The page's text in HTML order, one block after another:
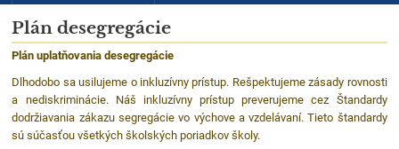
Plán desegregácie
Plán uplatňovania desegregácie
Dlhodobo sa usilujeme o inkluzívny prístup. Rešpektujeme zásady rovnosti
a nediskriminácie. Náš inkluzívny prístup preverujeme cez Štandardy
dodržiavania zákazu segregácie vo výchove a vzdelávaní. Tieto štandardy
sú súčasťou všetkých školských poriadkov školy.